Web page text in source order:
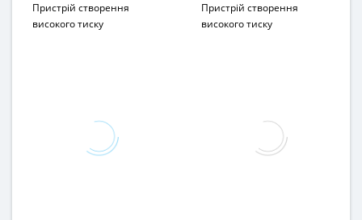
Пристрій створення
високого тиску
Пристрій створення
високого тиску